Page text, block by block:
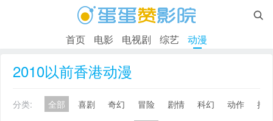

首页 电影 电视剧 综艺 动漫
2010以前香港动漫
分类: 全部 喜剧 奇幻 冒险 剧情 科幻 动作
搞